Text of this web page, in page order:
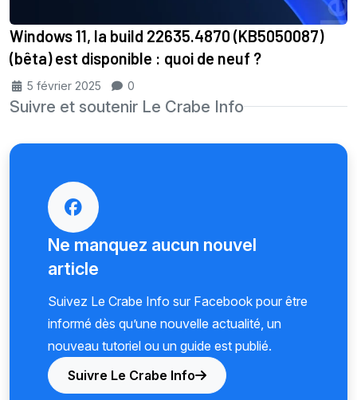
Windows 11, la build 22635.4870 (KB5050087)
(bêta) est disponible : quoi de neuf ?
5 février 2025 0
Suivre et soutenir Le Crabe Info
Ne manquez aucun nouvel
article
Suivez Le Crabe Info sur Facebook pour être
informé dès qu’une nouvelle actualité, un
nouveau tutoriel ou un guide est publié.
Suivre Le Crabe Info